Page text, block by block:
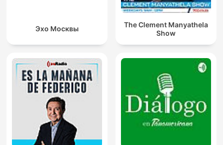
Эхо Москвы
The Clement Manyathela
Show